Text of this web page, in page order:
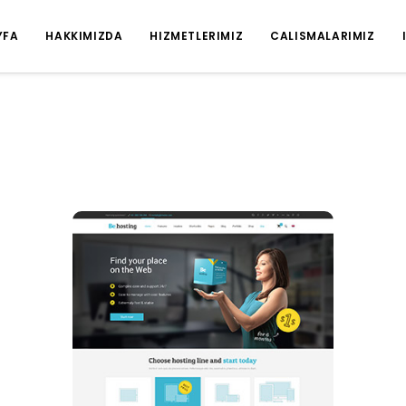
HAKKIMIZDA HIZMETLERIMIZ CALISMALARIMIZ